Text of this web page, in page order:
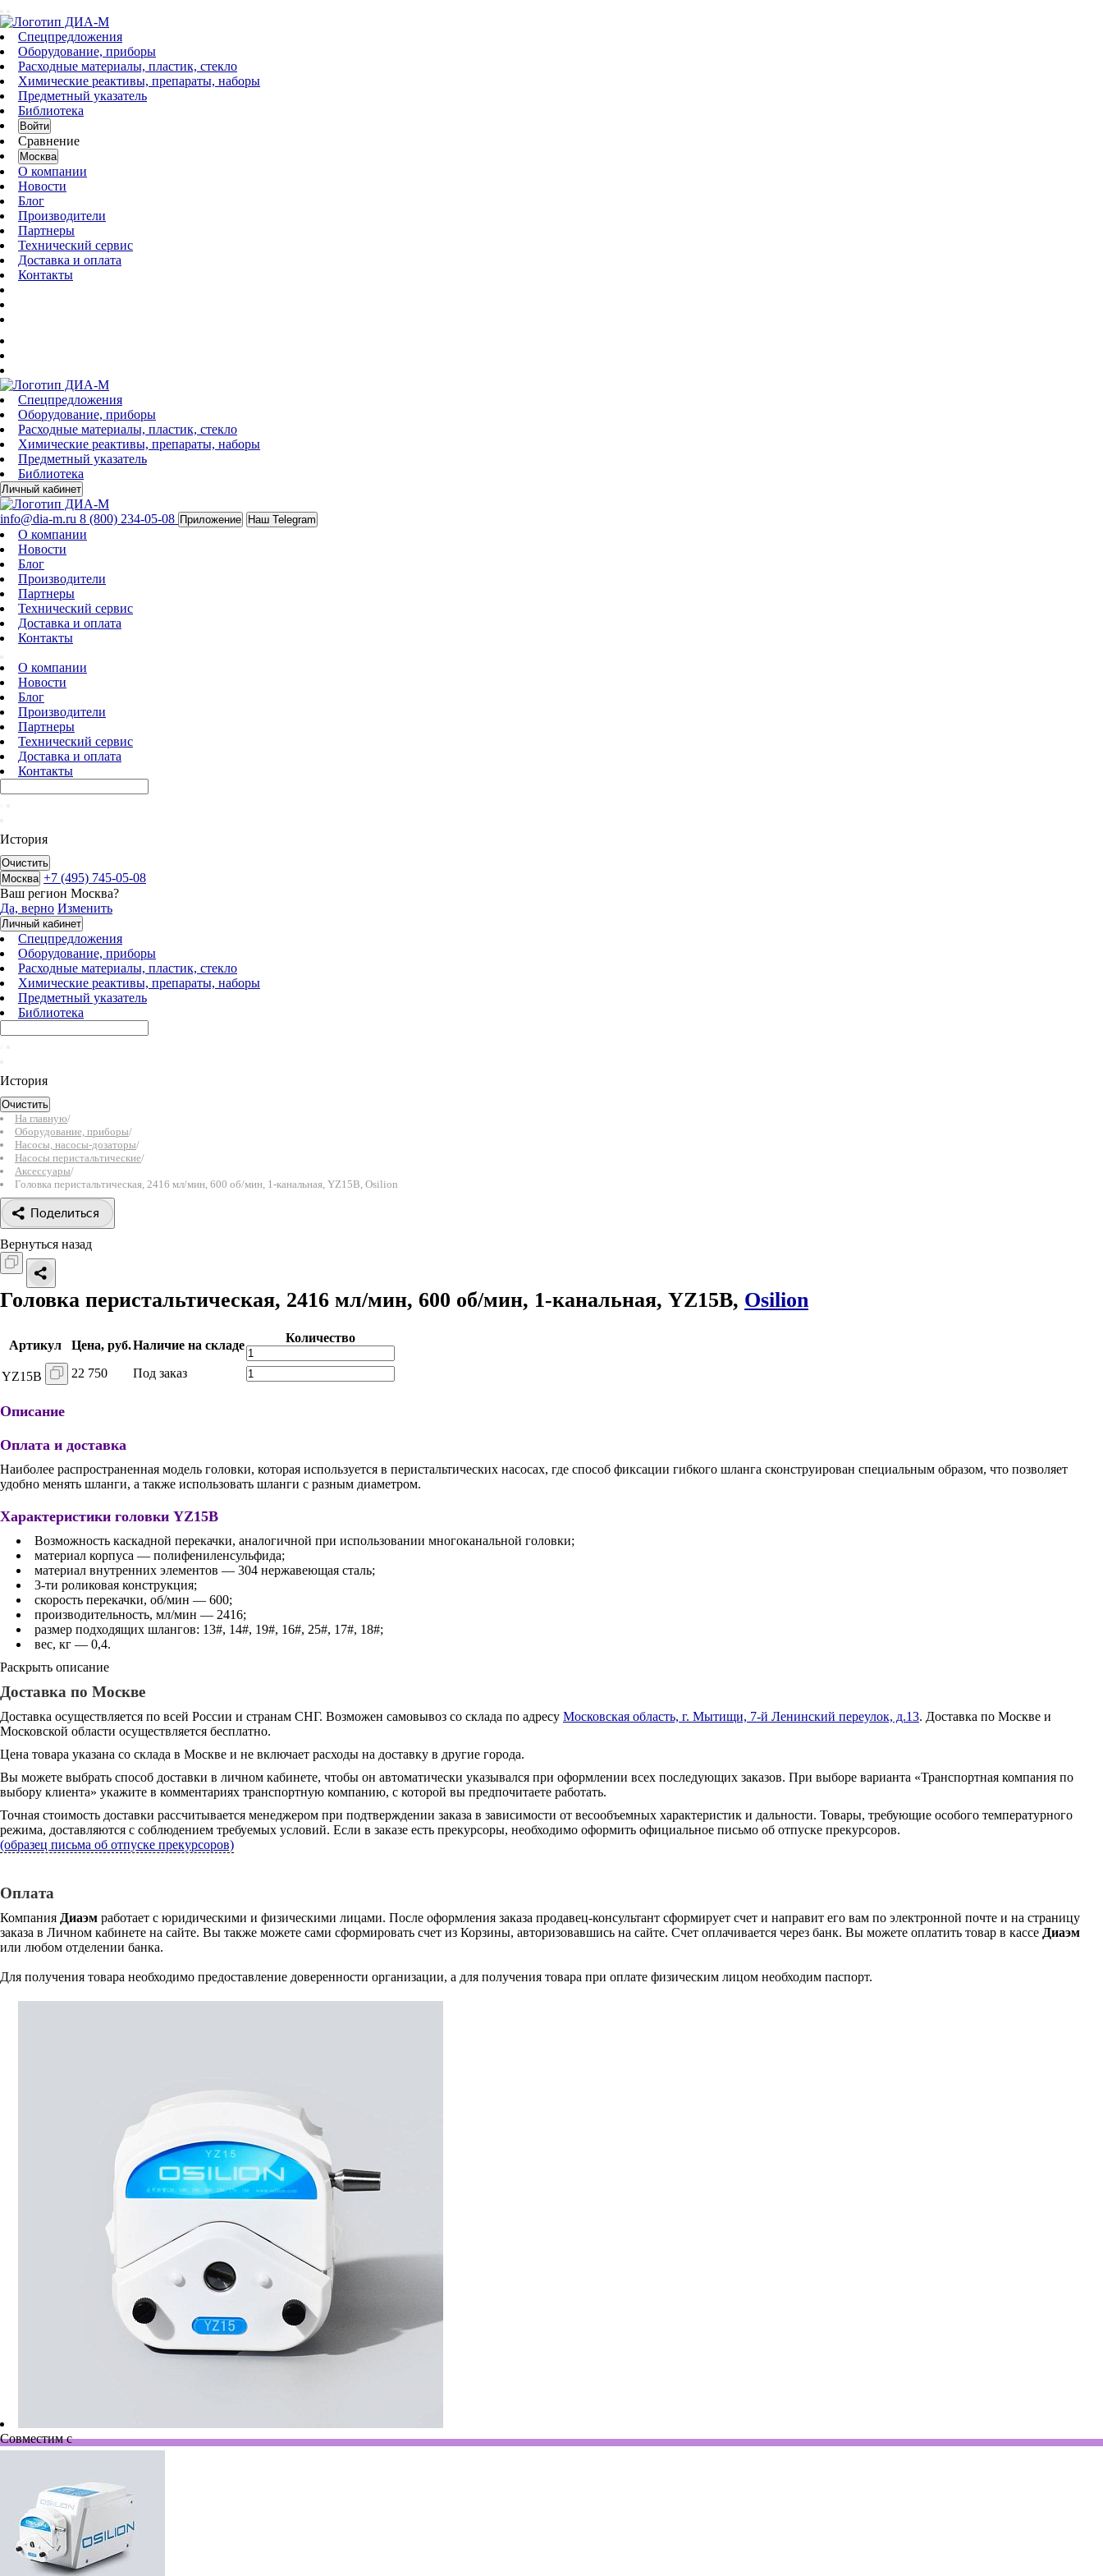
Спецпредложения
Оборудование, приборы
Расходные материалы, пластик, стекло
Химические реактивы, препараты, наборы
Предметный указатель
Библиотека
Войти
Сравнение
Москва
О компании
Новости
Блог
Производители
Партнеры
Технический сервис
Доставка и оплата
Контакты
Спецпредложения
Оборудование, приборы
Расходные материалы, пластик, стекло
Химические реактивы, препараты, наборы
Предметный указатель
Библиотека
Личный кабинет
info@dia-m.ru 8 (800) 234-05-08 Приложение Наш Telegram
О компании
Новости
Блог
Производители
Партнеры
Технический сервис
Доставка и оплата
Контакты
О компании
Новости
Блог
Производители
Партнеры
Технический сервис
Доставка и оплата
Контакты
История
Очистить
Москва +7 (495) 745-05-08
Ваш регион Москва?
Да, верно Изменить
Личный кабинет
Спецпредложения
Оборудование, приборы
Расходные материалы, пластик, стекло
Химические реактивы, препараты, наборы
Предметный указатель
Библиотека
История
Очистить
На главную/
Оборудование, приборы/
Насосы, насосы-дозаторы/
Насосы перистальтические/
Аксессуары/
Головка перистальтическая, 2416 мл/мин, 600 об/мин, 1-канальная, YZ15B, Osilion
Поделиться
Вернуться назад
Головка перистальтическая, 2416 мл/мин, 600 об/мин, 1-канальная, YZ15B, Osilion
Артикул Цена, руб.Наличие на складе
Количество
YZ15B 22 750 Под заказ
Описание
Оплата и доставка
Наиболее распространенная модель головки, которая используется в перистальтических насосах, где способ фиксации гибкого шланга сконструирован специальным образом, что позволяет
удобно менять шланги, а также использовать шланги с разным диаметром.
Характеристики головки YZ15B
Возможность каскадной перекачки, аналогичной при использовании многоканальной головки;
материал корпуса — полифениленсульфида;
материал внутренних элементов — 304 нержавеющая сталь;
3-ти роликовая конструкция;
скорость перекачки, об/мин — 600;
производительность, мл/мин — 2416;
размер подходящих шлангов: 13#, 14#, 19#, 16#, 25#, 17#, 18#;
вес, кг — 0,4.
Раскрыть описание
Доставка по Москве
Доставка осуществляется по всей России и странам СНГ. Возможен самовывоз со склада по адресу Московская область, г. Мытищи, 7-й Ленинский переулок, д.13. Доставка по Москве и
Московской области осуществляется бесплатно.
Цена товара указана со склада в Москве и не включает расходы на доставку в другие города.
Вы можете выбрать способ доставки в личном кабинете, чтобы он автоматически указывался при оформлении всех последующих заказов. При выборе варианта «Транспортная компания по
выбору клиента» укажите в комментариях транспортную компанию, с которой вы предпочитаете работать.
Точная стоимость доставки рассчитывается менеджером при подтверждении заказа в зависимости от весообъемных характеристик и дальности. Товары, требующие особого температурного
режима, доставляются с соблюдением требуемых условий. Если в заказе есть прекурсоры, необходимо оформить официальное письмо об отпуске прекурсоров.
(образец письма об отпуске прекурсоров)
Оплата
Компания Диаэм работает с юридическими и физическими лицами. После оформления заказа продавец-консультант сформирует счет и направит его вам по электронной почте и на страницу
заказа в Личном кабинете на сайте. Вы также можете сами сформировать счет из Корзины, авторизовавшись на сайте. Счет оплачивается через банк. Вы можете оплатить товар в кассе Диаэм
или любом отделении банка.
Для получения товара необходимо предоставление доверенности организации, а для получения товара при оплате физическим лицом необходим паспорт.
Совместим с